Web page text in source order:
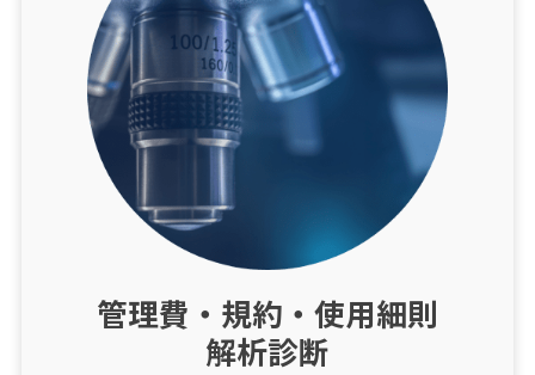
管理費・規約・使用細則
解析診断